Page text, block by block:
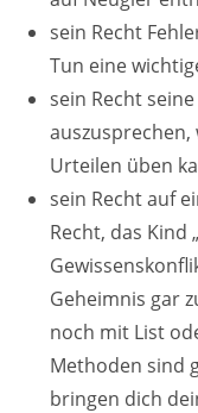
sein Recht
Tun eine
sein Recht
auszusprechen,
Urteilen üben
sein Recht auf
Recht, das Kind
Geheimnis gar
noch mit List
Methoden sind
bringen dich